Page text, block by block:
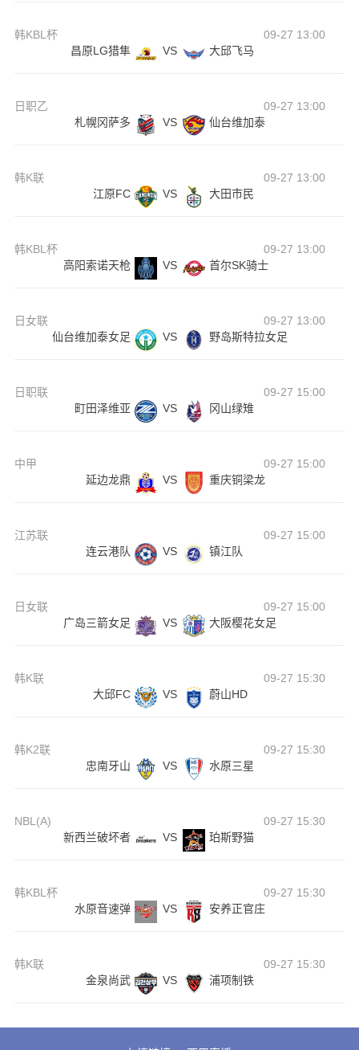
韩KBL杯
09-27 13:00
昌原LG猎隼
VS 大邱飞马
日职乙
09-27 13:00
札幌冈萨多
VS 仙台维加泰
韩K联
09-27 13:00
江原FC
VS 大田市民
韩KBL杯
09-27 13:00
高阳索诺天枪
VS 首尔SK骑士
日女联
09-27 13:00
仙台维加泰女足
VS 野岛斯特拉女足
日职联
09-27 15:00
町田泽维亚
VS 冈山绿雉
中甲
09-27 15:00
延边龙鼎
VS 重庆铜梁龙
江苏联
09-27 15:00
连云港队
VS 镇江队
日女联
09-27 15:00
广岛三箭女足
VS 大阪樱花女足
韩K联
09-27 15:30
大邱FC
VS 蔚山HD
韩K2联
09-27 15:30
忠南牙山
VS 水原三星
NBL(A)
09-27 15:30
新西兰破坏者
VS 珀斯野猫
韩KBL杯
09-27 15:30
水原音速弹
VS 安养正官庄
韩K联
09-27 15:30
金泉尚武
VS 浦项制铁